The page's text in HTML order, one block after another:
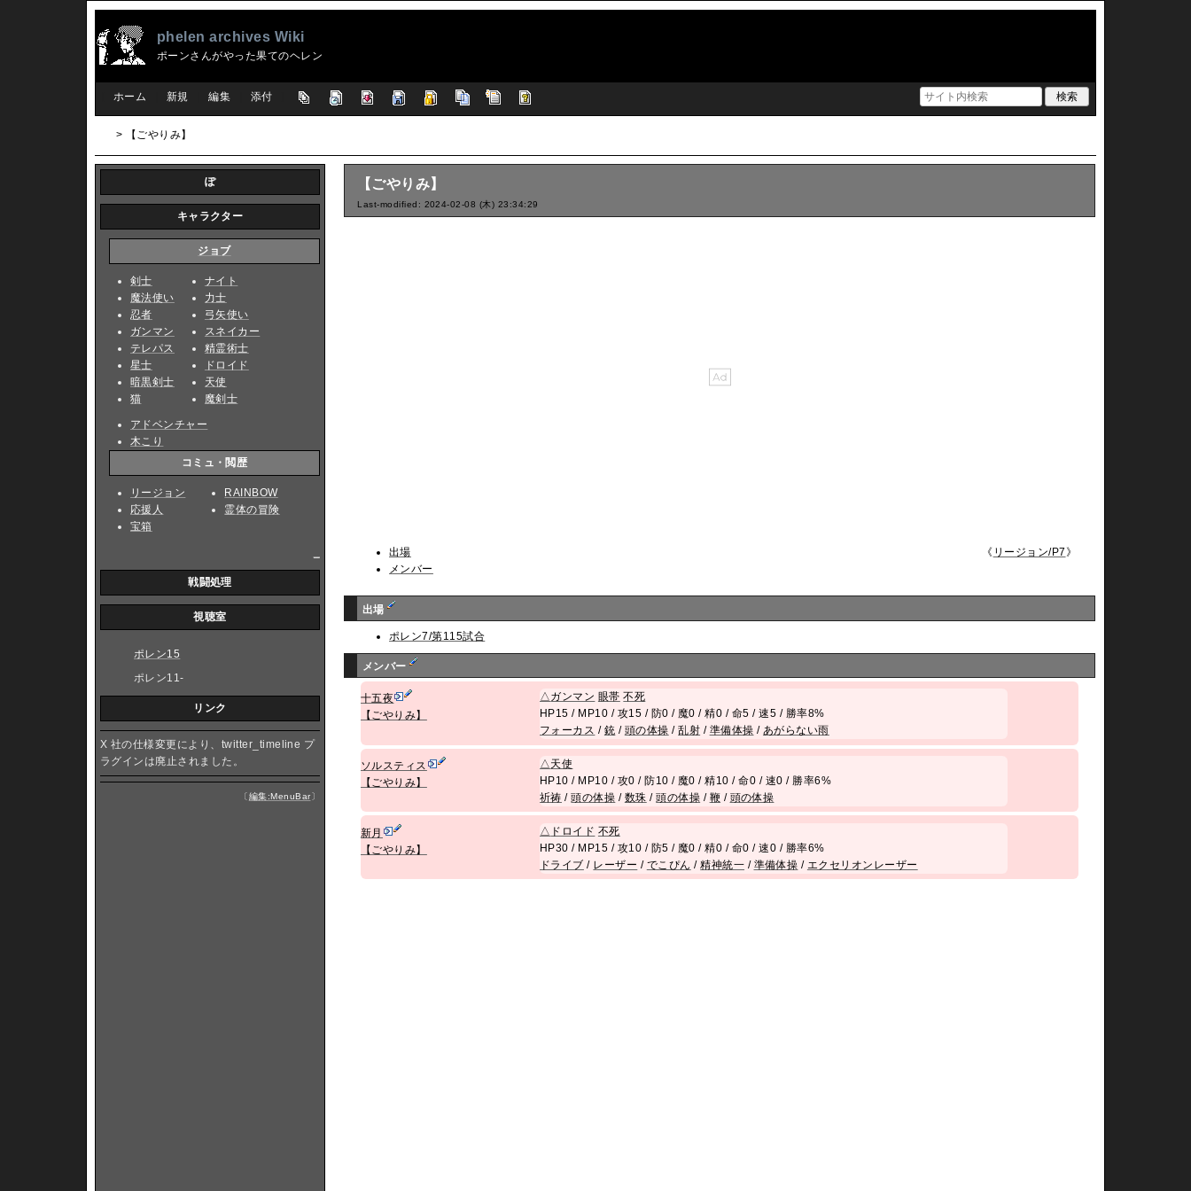
phelen archives Wiki
ポーンさんがやった果てのヘレン
ホーム 新規 編集 添付
> 【ごやりみ】
【ごやりみ】
Last-modified: 2024-02-08 (木) 23:34:29
出場
メンバー
《 リージョン/P7 》
出場
ポレン7/第115試合
メンバー
十五夜
【ごやりみ】
△ガンマン 眼帯 不死
HP15 / MP10 / 攻15 / 防0 / 魔0 / 精0 / 命5 / 速5 / 勝率8%
フォーカス / 銃 / 頭の体操 /乱射 / 準備体操 / あがらない雨
ソルスティス
【ごやりみ】
△天使
HP10 / MP10 / 攻0 / 防10 / 魔0 / 精10 / 命0 / 速0 / 勝率6%
祈祷 /頭の体操 / 数珠 /頭の体操 / 鞭 / 頭の体操
新月
【ごやりみ】
△ ドロイド 不死
HP30 / MP15 / 攻10 / 防5 / 魔0 / 精0 / 命0 / 速0 / 勝率6%
ドライブ / レーザー / でこぴん /精神統一 / 準備体操 / エクセリオンレーザー
ぽ
キャラクター
ジョブ
剣士
魔法使い
忍者
ガンマン
テレパス
星士
暗黒剣士
猫
ナイト
力士
弓矢使い
スネイカー
精霊術士
ドロイド
天使
魔剣士
アドベンチャー
木こり
コミュ・閲歴
リージョン
応援人
宝箱
RAINBOW
霊体の冒険
戦闘処理
視聴室
ポレン15
ポレン11-
リンク
X 社の仕様変更により、twitter_timeline プ
ラグインは廃止されました。
〔編集:MenuBar〕